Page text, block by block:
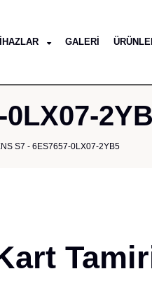
GALERI
S7 - 6ES7657-0LX07-2YB5